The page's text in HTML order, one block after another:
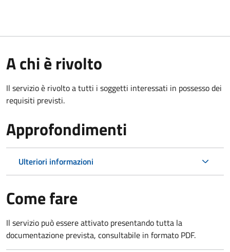
A chi è rivolto
Il servizio è rivolto a tutti i soggetti interessati in possesso dei
requisiti previsti.
Approfondimenti
Ulteriori informazioni
Come fare
Il servizio può essere attivato presentando tutta la
documentazione prevista, consultabile in formato PDF.